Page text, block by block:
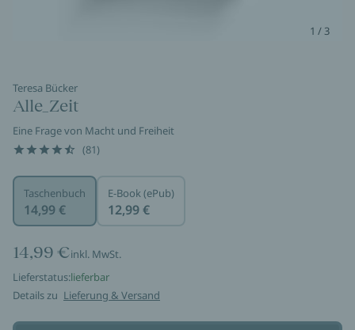
1 / 3
Teresa Bücker
Alle_Zeit
Eine Frage von Macht und Freiheit
(81)
Taschenbuch
14,99 €
E-Book (ePub)
12,99 €
14,99 €inkl. MwSt.
Lieferstatus:lieferbar
Details zu Lieferung & Versand